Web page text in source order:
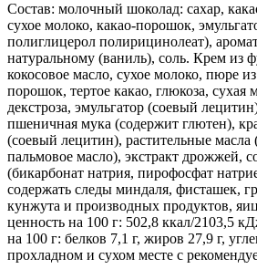
Состав: молочный шоколад: сахар,
сухое молоко, какао-порошок,
полиглицерол полирицинолеат),
натуральному (ваниль), соль. Крем из
кокосовое масло, сухое молоко, пюре
порошок, тертое какао, глюкоза, сухая
декстроза, эмульгатор (соевый
пшеничная мука (содержит глютен),
(соевый лецитин), растительные масла
пальмовое масло), экстракт дрожжей,
(бикарбонат натрия, пирофосфат
содержать следы миндаля, фисташек,
кунжута и производных продуктов,
ценность на 100 г: 502,8 ккал/2103,5
на 100 г: белков 7,1 г, жиров 27,9 г,
прохладном и сухом месте с